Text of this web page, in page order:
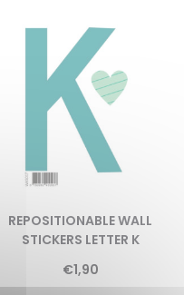
REPOSITIONABLE WALL
STICKERS LETTER K
€1,90